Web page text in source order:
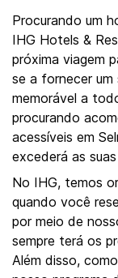
Procurando um
IHG Hotels &
próxima viagem
se a fornecer
memorável a
procurando
acessíveis em
excederá as
No IHG, temos
quando você
por meio de
sempre terá os
Além disso,